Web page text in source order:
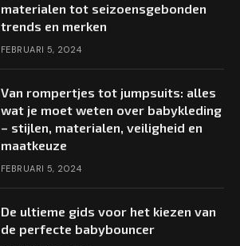
materialen tot seizoensgebonden
trends en merken
FEBRUARI 5, 2024
Van rompertjes tot jumpsuits: alles
wat je moet weten over babykleding
– stijlen, materialen, veiligheid en
maatkeuze
FEBRUARI 5, 2024
De ultieme gids voor het kiezen van
de perfecte babybouncer